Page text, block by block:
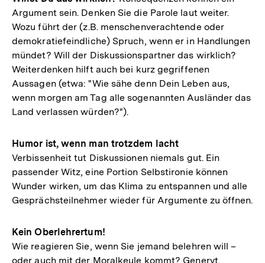
Argument sein. Denken Sie die Parole laut weiter.
Wozu führt der (z.B. menschenverachtende oder
demokratiefeindliche) Spruch, wenn er in Handlungen
mündet? Will der Diskussionspartner das wirklich?
Weiterdenken hilft auch bei kurz gegriffenen
Aussagen (etwa: "Wie sähe denn Dein Leben aus,
wenn morgen am Tag alle sogenannten Ausländer das
Land verlassen würden?").
Humor ist, wenn man trotzdem lacht
Verbissenheit tut Diskussionen niemals gut. Ein
passender Witz, eine Portion Selbstironie können
Wunder wirken, um das Klima zu entspannen und alle
Gesprächsteilnehmer wieder für Argumente zu öffnen.
Kein Oberlehrertum!
Wie reagieren Sie, wenn Sie jemand belehren will –
oder auch mit der Moralkeule kommt? Genervt,